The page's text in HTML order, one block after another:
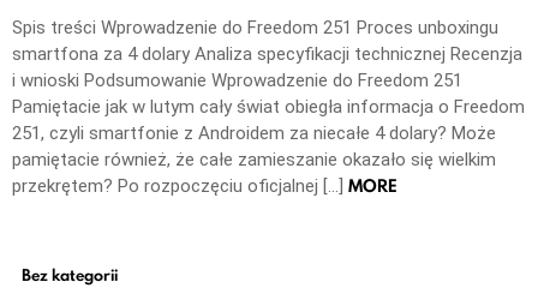
Spis treści Wprowadzenie do Freedom 251 Proces unboxingu
smartfona za 4 dolary Analiza specyfikacji technicznej Recenzja
i wnioski Podsumowanie Wprowadzenie do Freedom 251
Pamiętacie jak w lutym cały świat obiegła informacja o Freedom
251, czyli smartfonie z Androidem za niecałe 4 dolary? Może
pamiętacie również, że całe zamieszanie okazało się wielkim
przekrętem? Po rozpoczęciu oficjalnej […] MORE
Bez kategorii